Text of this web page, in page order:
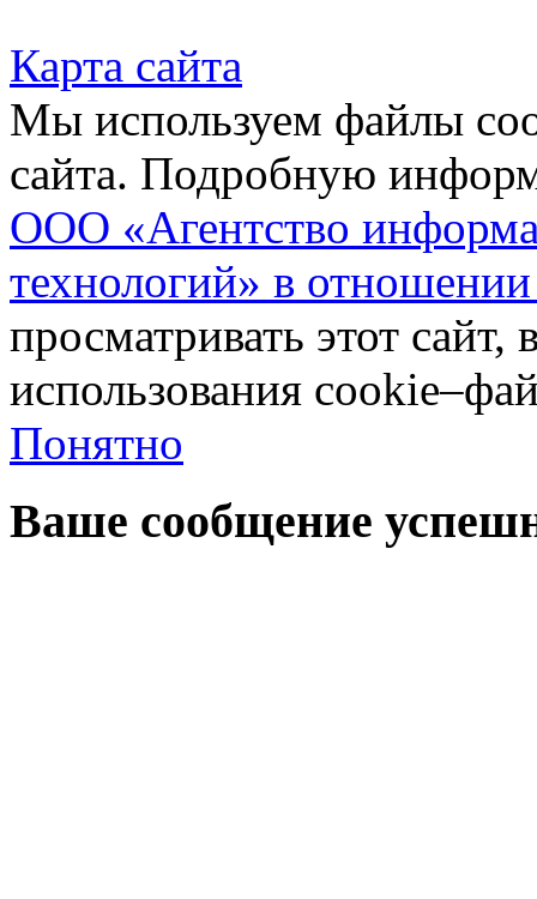
Карта сайта
Мы используем файлы
сайта. Подробную
ООО «Агентство
технологий» в
просматривать этот
использования
Понятно
Ваше сообщение